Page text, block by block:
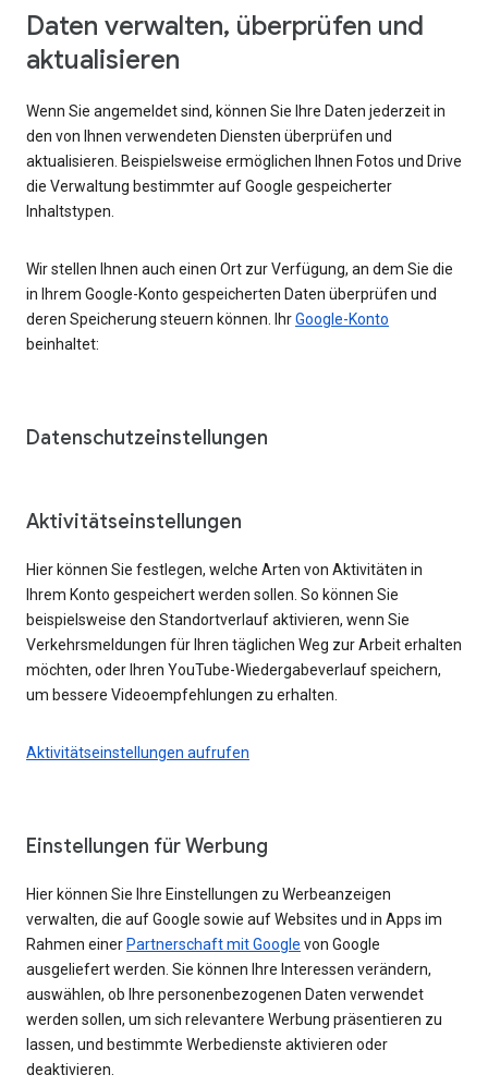
Daten verwalten, überprüfen und
aktualisieren
Wenn Sie angemeldet sind, können Sie Ihre Daten jederzeit in
den von Ihnen verwendeten Diensten überprüfen und
aktualisieren. Beispielsweise ermöglichen Ihnen Fotos und Drive
die Verwaltung bestimmter auf Google gespeicherter
Inhaltstypen.
Wir stellen Ihnen auch einen Ort zur Verfügung, an dem Sie die
in Ihrem Google-Konto gespeicherten Daten überprüfen und
deren Speicherung steuern können. IhrGoogle-Konto
beinhaltet:
Datenschutzeinstellungen
Aktivitätseinstellungen
Hier können Sie festlegen, welche Arten von Aktivitäten in
Ihrem Konto gespeichert werden sollen. So können Sie
beispielsweise den Standortverlauf aktivieren, wenn Sie
Verkehrsmeldungen für Ihren täglichen Weg zur Arbeit erhalten
möchten, oder Ihren YouTube-Wiedergabeverlauf speichern,
um bessere Videoempfehlungen zu erhalten.
Aktivitätseinstellungen aufrufen
Einstellungen für Werbung
Hier können Sie Ihre Einstellungen zu Werbeanzeigen
verwalten, die auf Google sowie auf Websites und in Apps im
Rahmen einer Partnerschaft mit Google von Google
ausgeliefert werden. Sie können Ihre Interessen verändern,
auswählen, ob Ihre personenbezogenen Daten verwendet
werden sollen, um sich relevantere Werbung präsentieren zu
lassen, und bestimmte Werbedienste aktivieren oder
deaktivieren.